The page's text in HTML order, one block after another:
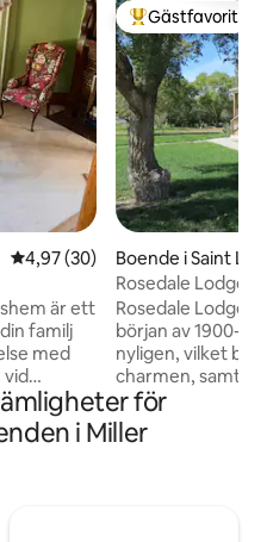
4,97 av 5 i genomsnittligt
4,97 (30)
är ett
familj
med
vid
hus
Det
Populär
Gästfavorit
Boende i Saint
Rosedale Lodge
inomhus och
Rosedale Lodge
början av 1900-
nyligen, vilket
charmen,
uppdaterades till
bekvämligheter
avkoppling och njutning.
för
i Miller